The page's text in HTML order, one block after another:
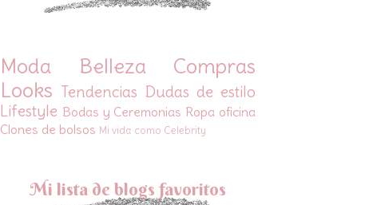
Moda Belleza
Compras
Looks Tendencias Dudas de estilo
Lifestyle Bodas y Ceremonias Ropa oficina
Clones de bolsos Mi vida como Celebrity
Mi lista de blogs favoritos